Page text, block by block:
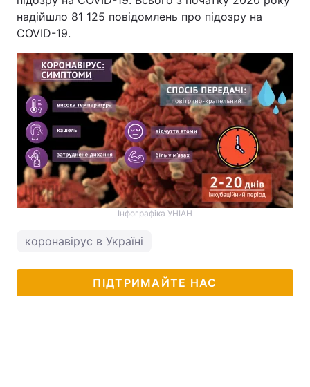
надійшло 81 125 повідомлень про підозру на
COVID-19.
Інфографіка УНІАН
коронавірус в Україні
ПІДТРИМАЙТЕ НАС